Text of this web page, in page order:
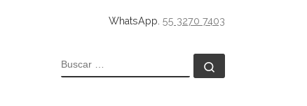
WhatsApp. 55 3270 7403
BUSCAR